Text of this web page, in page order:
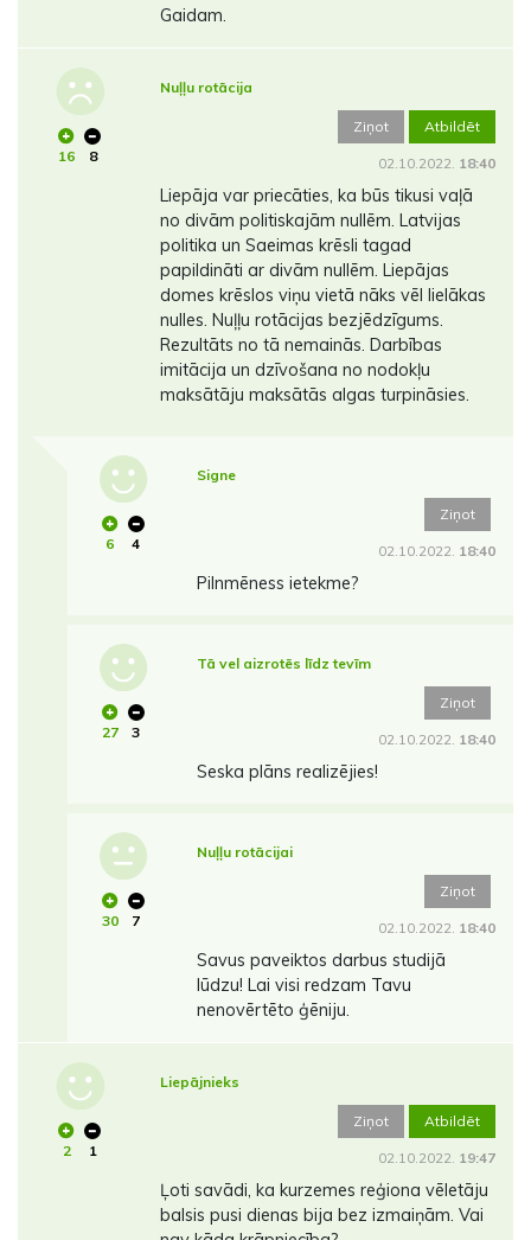
Gaidam.
16 8
Nuļļu rotācija
Ziņot Atbildēt
02.10.2022. 18:40
Liepāja var priecāties, ka būs tikusi vaļā
no divām politiskajām nullēm. Latvijas
politika un Saeimas krēsli tagad
papildināti ar divām nullēm. Liepājas
domes krēslos viņu vietā nāks vēl lielākas
nulles. Nuļļu rotācijas bezjēdzīgums.
Rezultāts no tā nemainās. Darbības
imitācija un dzīvošana no nodokļu
maksātāju maksātās algas turpināsies.
6 4
Signe
Ziņot
02.10.2022. 18:40
Pilnmēness ietekme?
27 3
Tā vel aizrotēs līdz tevīm
Ziņot
02.10.2022. 18:40
Seska plāns realizējies!
30 7
Nuļļu rotācijai
Ziņot
02.10.2022. 18:40
Savus paveiktos darbus studijā
lūdzu! Lai visi redzam Tavu
nenovērtēto ģēniju.
2 1
Liepājnieks
Ziņot Atbildēt
02.10.2022. 19:47
Ļoti savādi, ka kurzemes reģiona vēletāju
balsis pusi dienas bija bez izmaiņām. Vai